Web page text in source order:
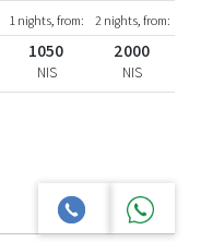
1 nights, from:
1050
NIS
2 nights, from:
2000
NIS